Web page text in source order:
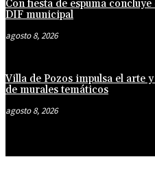
Con fiesta de espuma
DIF municipal
agosto 8, 2026
Villa de Pozos impulsa el arte
de murales temáticos
agosto 8, 2026